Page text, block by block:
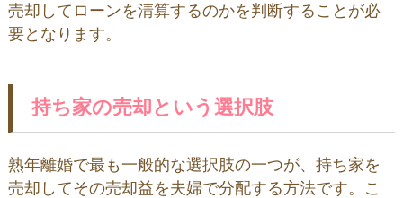
売却してローンを清算するのかを判断することが必
要となります。
持ち家の売却という選択肢
熟年離婚で最も一般的な選択肢の一つが、持ち家を
売却してその売却益を夫婦で分配する方法です。こ